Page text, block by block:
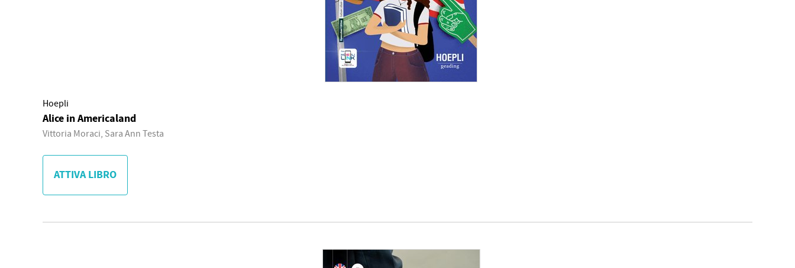
Hoepli
Alice in Americaland
Vittoria Moraci, Sara Ann Testa
ATTIVA LIBRO